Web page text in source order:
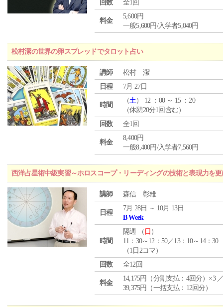
回数
全1回
料金
5,600円
一般5,600円/入学者5,040円
松村潔の世界の卵スプレッドでタロット占い
講師
松村 潔
日程
7月 27日
時間
（土） 12 ：00 ～ 15 ：20
（休憩20分1回含む）
回数
全1回
料金
8,400円
一般8,400円/入学者7,560円
西洋占星術中級実習～ホロスコープ・リーディングの技術と表現力を
講師 森信 彰雄
日程
7月 28日 ～ 10月 13日
B Week
時間
隔週 （ 日 ）
11：30～12：50／13：10～14：30
（1日2コマ）
回数
全12回
料金
14,175円（分割支払：4回分）×3
39,375円（一括支払：12回分）